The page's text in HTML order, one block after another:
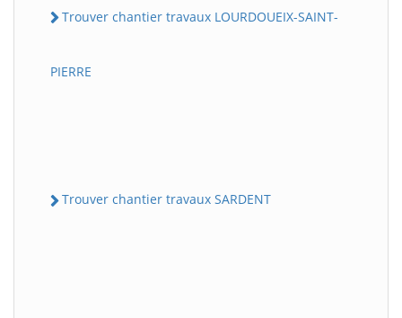
Trouver chantier travaux LOURDOUEIX-SAINT-
PIERRE
Trouver chantier travaux SARDENT